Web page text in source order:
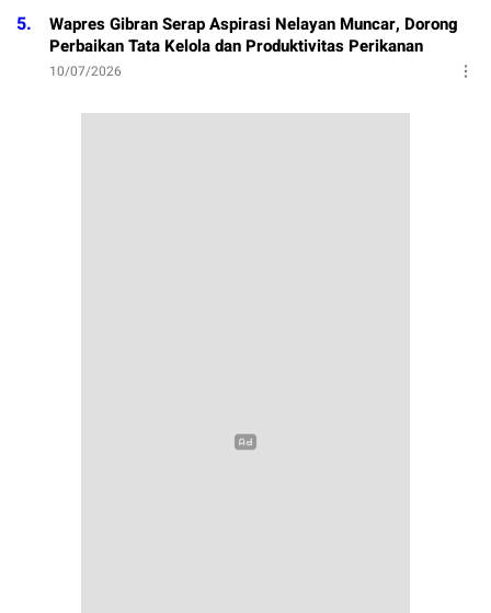
5.
Wapres Gibran Serap Aspirasi Nelayan Muncar, Dorong
Perbaikan Tata Kelola dan Produktivitas Perikanan
10/07/2026